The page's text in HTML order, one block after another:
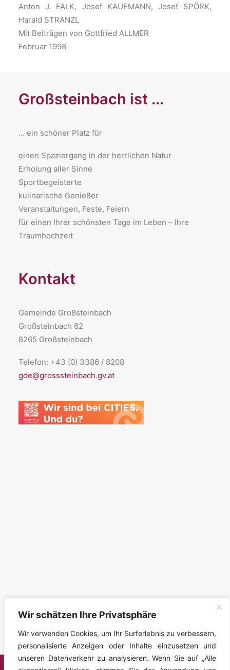
Wir schätzen Ihre Privatsphäre
Wir verwenden Cookies, um Ihr Surferlebnis zu verbessern,
personalisierte Anzeigen oder Inhalte einzusetzen und
unseren Datenverkehr zu analysieren. Wenn Sie auf „Alle
Anton J. FALK, Josef KAUFMANN, Josef SPÖRK,
Harald STRANZL
Mit Beiträgen von Gottfried ALLMER
Februar 1998
Großsteinbach ist ...
… ein schöner Platz für
​einen Spaziergang in der herrlichen Natur
Erholung aller Sinne
Sportbegeisterte
kulinarische Genießer
Veranstaltungen, Feste, Feiern
für einen Ihrer schönsten Tage im Leben – Ihre
Traumhochzeit
Kontakt
Gemeinde Großsteinbach
Großsteinbach 62
8265 Großsteinbach
Telefon: +43 (0) 3386 / 8208
gde@grosssteinbach.gv.at